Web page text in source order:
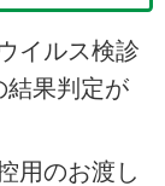
イルス検診
結果判定が
用のお渡し